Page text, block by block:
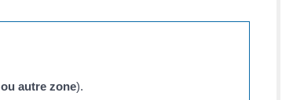
ou autre zone).